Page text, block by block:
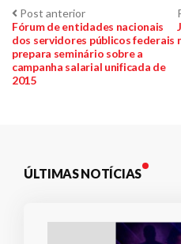
Navegação
de
Post
Post anteriorPost
anterior:
Fórum de entidades nacionais
dos servidores públicos federais
prepara seminário sobre a
campanha salarial unificada de
2015
ÚLTIMAS NOTÍCIAS